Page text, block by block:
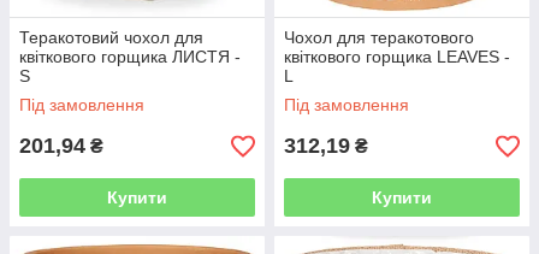
Теракотовий чохол для
квіткового горщика ЛИСТЯ -
S
Під замовлення
201,94 ₴
Купити
Чохол для теракотового
квіткового горщика LEAVES -
L
Під замовлення
312,19 ₴
Купити